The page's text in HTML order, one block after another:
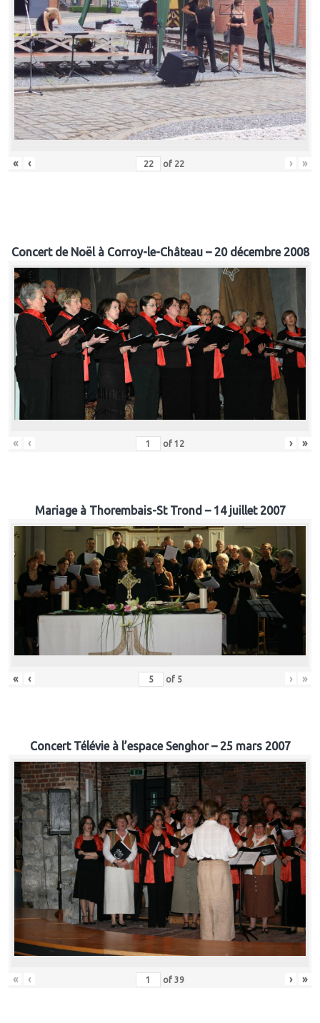
« ‹ of 22 › »
Concert de Noël à Corroy-le-Château – 20 décembre 2008
« ‹ of 12 › »
Mariage à Thorembais-St Trond – 14 juillet 2007
« ‹ of 5 › »
Concert Télévie à l’espace Senghor – 25 mars 2007
« ‹ of 39 › »